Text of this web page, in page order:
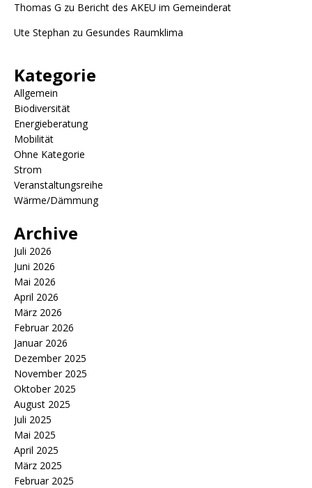
Thomas G zu Bericht des AKEU im Gemeinderat
Ute Stephan zu Gesundes Raumklima
Kategorie
Allgemein
Biodiversität
Energieberatung
Mobilität
Ohne Kategorie
Strom
Veranstaltungsreihe
Wärme/Dämmung
Archive
Juli 2026
Juni 2026
Mai 2026
April 2026
März 2026
Februar 2026
Januar 2026
Dezember 2025
November 2025
Oktober 2025
August 2025
Juli 2025
Mai 2025
April 2025
März 2025
Februar 2025